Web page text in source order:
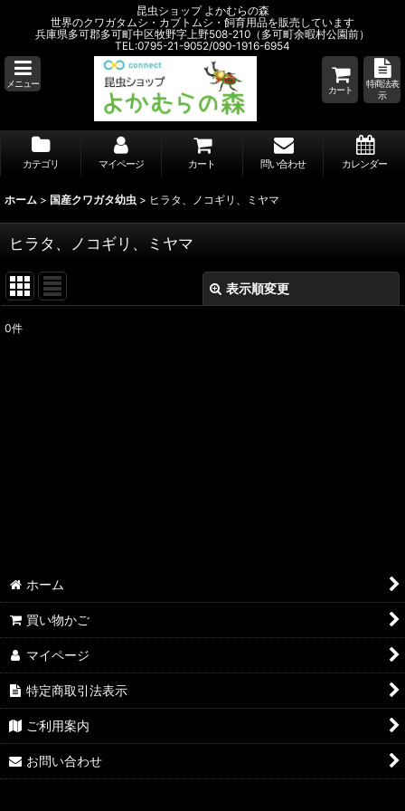
昆虫ショップ よかむらの森
世界のクワガタムシ・カブトムシ・飼育用品を販売しています
兵庫県多可郡多可町中区牧野字上野508-210（多可町余暇村公園前）
TEL:0795-21-9052/090-1916-6954
メニュー
カート
特商法表
示
カテゴリ マイページ カート 問い合わせ カレンダー
ホーム > 国産クワガタ幼虫 > ヒラタ、ノコギリ、ミヤマ
ヒラタ、ノコギリ、ミヤマ
表示順変更
0件
ホーム
買い物かご
マイページ
特定商取引法表示
ご利用案内
お問い合わせ